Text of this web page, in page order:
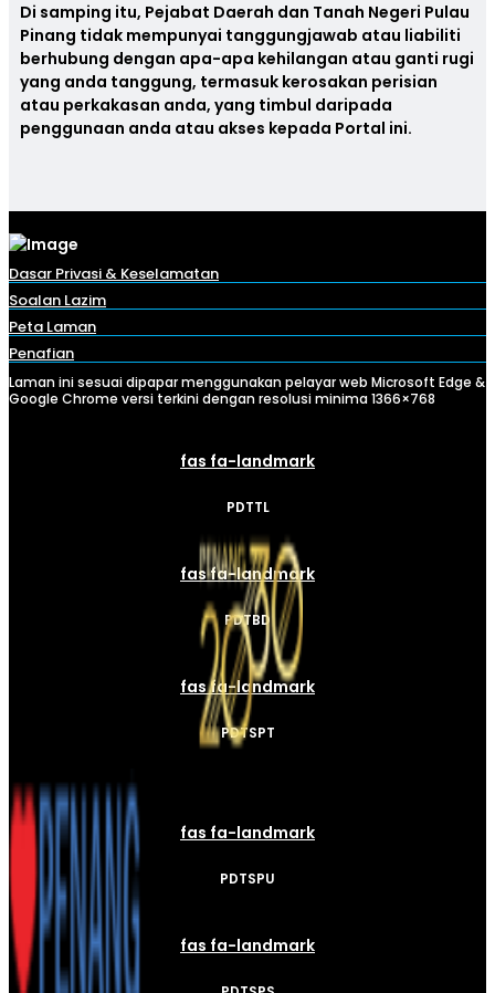
Di samping itu, Pejabat Daerah dan Tanah Negeri Pulau
Pinang tidak mempunyai tanggungjawab atau liabiliti
berhubung dengan apa-apa kehilangan atau ganti rugi
yang anda tanggung, termasuk kerosakan perisian
atau perkakasan anda, yang timbul daripada
penggunaan anda atau akses kepada Portal ini.
Dasar Privasi & Keselamatan
Soalan Lazim
Peta Laman
Penafian
Laman ini sesuai dipapar menggunakan pelayar web Microsoft Edge &
Google Chrome versi terkini dengan resolusi minima 1366×768
fas fa-landmark
PDTTL
fas fa-landmark
PDTBD
fas fa-landmark
PDTSPT
fas fa-landmark
PDTSPU
fas fa-landmark